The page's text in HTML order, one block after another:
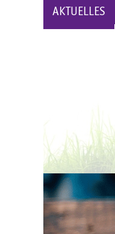
AKTUELLES